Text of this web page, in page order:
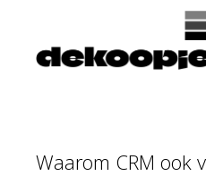
Waarom CRM ook